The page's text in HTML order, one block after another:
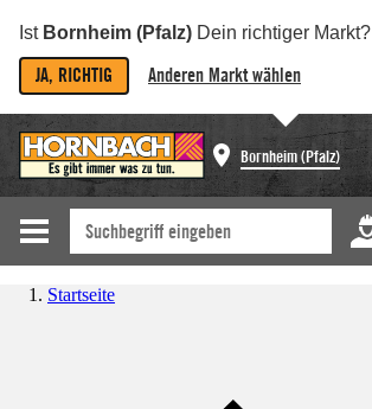
Ist Bornheim (Pfalz) Dein richtiger Markt?
JA, RICHTIG Anderen Markt wählen
Bornheim (Pfalz)
Startseite